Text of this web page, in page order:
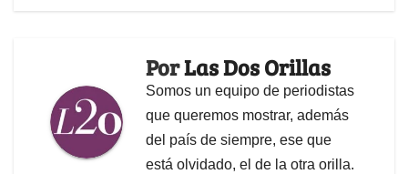
PorLas Dos Orillas
Somos un equipo de periodistas
que queremos mostrar, además
del país de siempre, ese que
está olvidado, el de la otra orilla.